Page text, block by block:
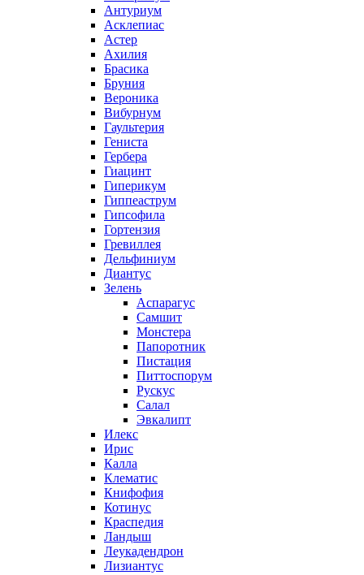
Антуриум
Асклепиас
Астер
Ахилия
Брасика
Бруния
Вероника
Вибурнум
Гаультерия
Гениста
Гербера
Гиацинт
Гиперикум
Гиппеаструм
Гипсофила
Гортензия
Гревиллея
Дельфиниум
Диантус
Зелень
Аспарагус
Самшит
Монстера
Папоротник
Пистация
Питтоспорум
Рускус
Салал
Эвкалипт
Илекс
Ирис
Калла
Клематис
Книфофия
Котинус
Краспедия
Ландыш
Леукадендрон
Лизиантус